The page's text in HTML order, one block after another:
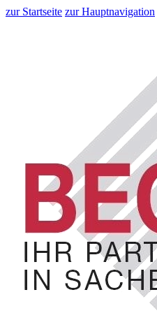
zur Startseite zur Hauptnavigation